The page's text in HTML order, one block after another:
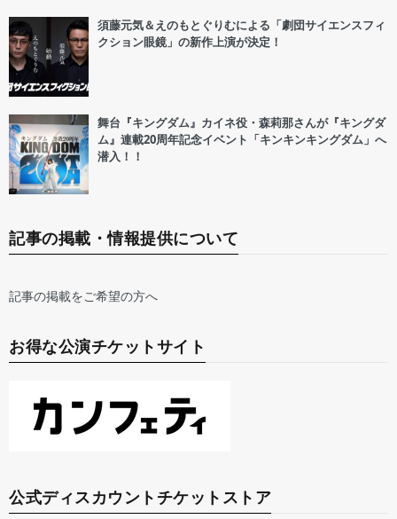
須藤元気＆えのもとぐりむによる「劇団サイエンスフィ
クション眼鏡」の新作上演が決定！
舞台『キングダム』カイネ役・森莉那さんが『キングダ
ム』連載20周年記念イベント「キンキンキングダム」へ
潜入！！
記事の掲載・情報提供について
記事の掲載をご希望の方へ
お得な公演チケットサイト
公式ディスカウントチケットストア